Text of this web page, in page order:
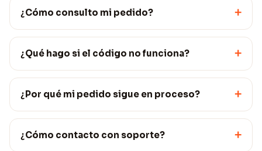
¿Cómo consulto mi pedido? +
¿Qué hago si el código no funciona? +
¿Por qué mi pedido sigue en proceso? +
¿Cómo contacto con soporte? +